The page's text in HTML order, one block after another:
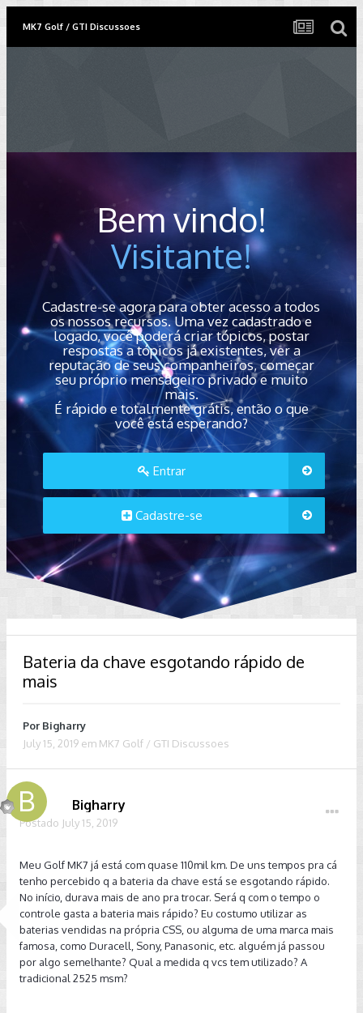
MK7 Golf / GTI Discussoes
Bem vindo!
Visitante!
Cadastre-se agora para obter acesso a todos
os nossos recursos. Uma vez cadastrado e
logado, você poderá criar tópicos, postar
respostas a tópicos já existentes, ver a
reputação de seus companheiros, começar
seu próprio mensageiro privado e muito
mais.
É rápido e totalmente grátis, então o que
você está esperando?
Entrar
Cadastre-se
Bateria da chave esgotando rápido de
mais
Por Bigharry
July 15, 2019 em MK7 Golf / GTI Discussoes
Bigharry
Postado July 15, 2019
Meu Golf MK7 já está com quase 110mil km. De uns tempos pra cá
tenho percebido q a bateria da chave está se esgotando rápido.
No início, durava mais de ano pra trocar. Será q com o tempo o
controle gasta a bateria mais rápido? Eu costumo utilizar as
baterias vendidas na própria CSS, ou alguma de uma marca mais
famosa, como Duracell, Sony, Panasonic, etc. alguém já passou
por algo semelhante? Qual a medida q vcs tem utilizado? A
tradicional 2525 msm?